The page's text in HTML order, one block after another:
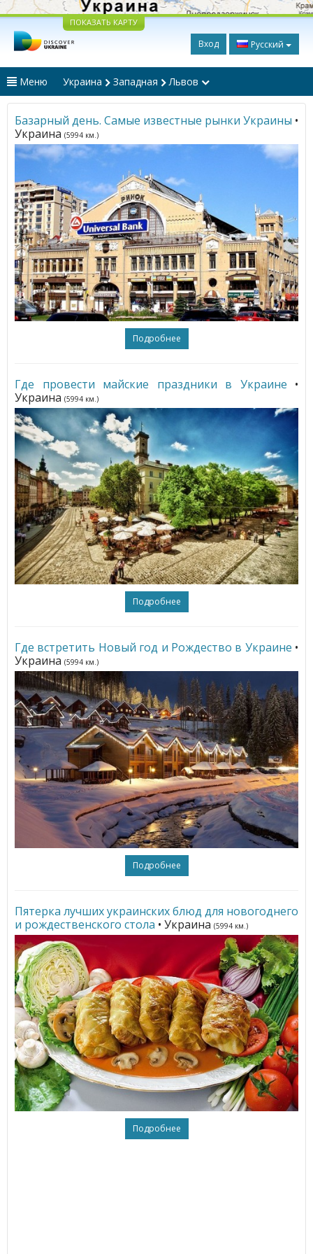
ПОКАЗАТЬ КАРТУ
Вход Русский
Меню Украина Западная Львов
Базарный день. Самые известные рынки Украины •
Украина (5994 км.)
Подробнее
Где провести майские праздники в Украине •
Украина (5994 км.)
Подробнее
Где встретить Новый год и Рождество в Украине •
Украина (5994 км.)
Подробнее
Пятерка лучших украинских блюд для новогоднего
и рождественского стола • Украина (5994 км.)
Подробнее